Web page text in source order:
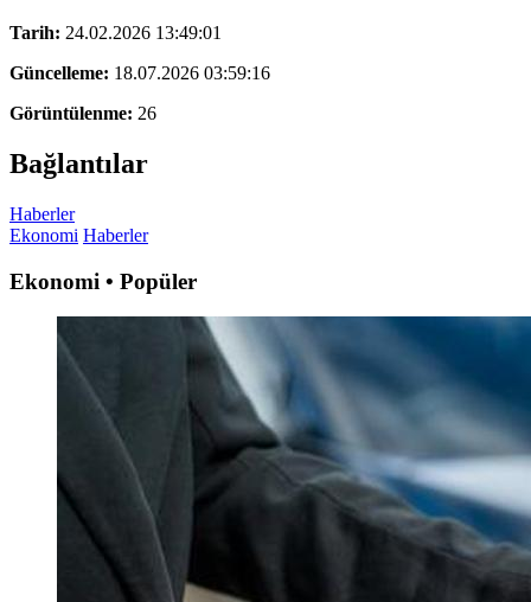
Tarih: 24.02.2026 13:49:01
Güncelleme: 18.07.2026 03:59:16
Görüntülenme: 26
Bağlantılar
Haberler
Ekonomi Haberler
Ekonomi • Popüler